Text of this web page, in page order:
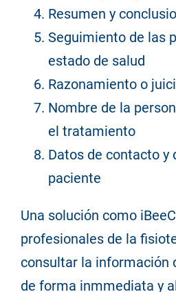
Resumen y
Seguimiento de las
estado de salud
Razonamiento o
Nombre de la
el tratamiento
Datos de contacto y
paciente
Una solución como
profesionales de la
consultar la información
de forma inmmediata y